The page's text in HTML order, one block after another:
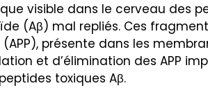
visible dans le cerveau des
(Aβ) mal repliés. Ces
présente dans les
et d’élimination des APP
toxiques Aβ.